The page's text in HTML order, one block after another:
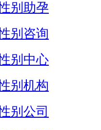
别助孕
别咨询
别中心
别机构
别公司